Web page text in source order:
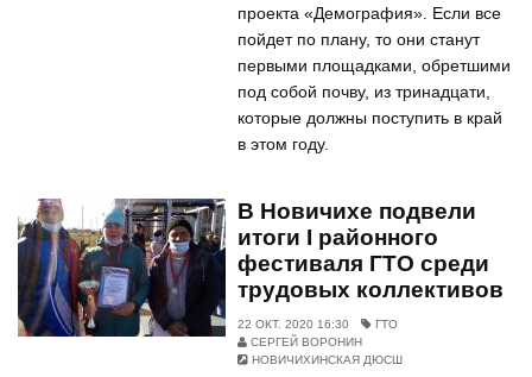
проекта «Демография». Если все
пойдет по плану, то они станут
первыми площадками, обретшими
под собой почву, из тринадцати,
которые должны поступить в край
в этом году.
В Новичихе подвели
итоги I районного
фестиваля ГТО среди
трудовых коллективов
22 ОКТ. 2020 16:30
ГТО
СЕРГЕЙ ВОРОНИН
НОВИЧИХИНСКАЯ ДЮСШ